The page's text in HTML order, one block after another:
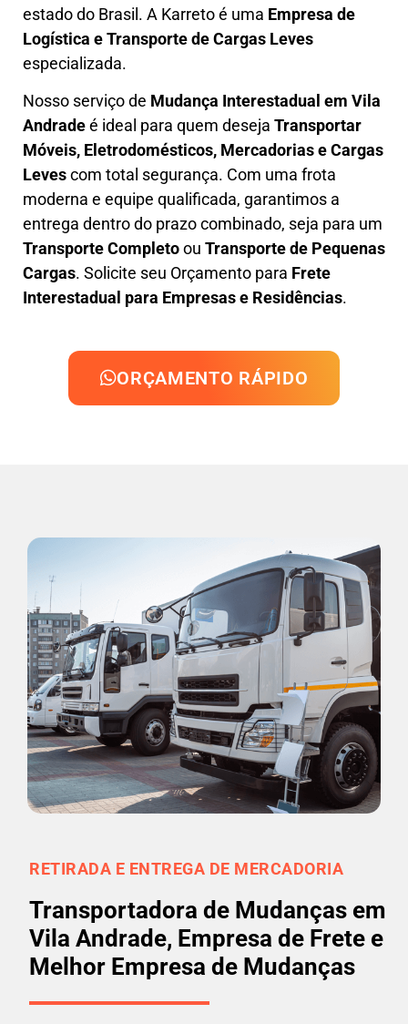
estado do Brasil. A Karretoé uma Empresa de
Logística e Transporte de Cargas Leves
especializada.
Nosso serviço de Mudança Interestadual em Vila
Andradeé ideal para quem deseja Transportar
Móveis, Eletrodomésticos, Mercadorias e Cargas
Levescom total segurança. Com uma frota
moderna e equipe qualificada, garantimos a
entrega dentro do prazo combinado, seja para um
Transporte Completoou Transporte de Pequenas
Cargas. Solicite seu Orçamento para Frete
Interestadual para Empresas e Residências.
ORÇAMENTO RÁPIDO
RETIRADA E ENTREGA DE MERCADORIA
Transportadora de Mudanças em
Vila Andrade, Empresa de Frete e
Melhor Empresa de Mudanças